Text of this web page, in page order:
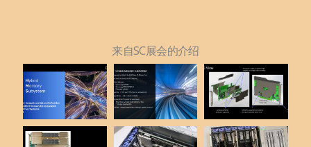
来自SC展会的介绍